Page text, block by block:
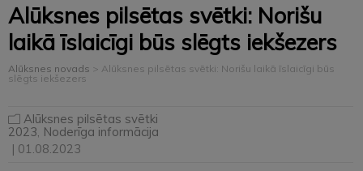
Alūksnes pilsētas svētki: Norišu
laikā īslaicīgi būs slēgts iekšezers
Alūksnes novads > Alūksnes pilsētas svētki: Norišu laikā īslaicīgi būs
slēgts iekšezers
Alūksnes pilsētas svētki
2023 Noderīga informācija
| 01.08.2023